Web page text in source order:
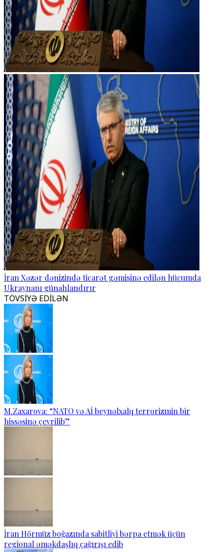
İran Xəzər dənizində ticarət gəmisinə edilən hücumda
Ukraynanı günahlandırır
TÖVSİYƏ EDİLƏN
M.Zaxarova: “NATO və Aİ beynəlxalq terrorizmin bir
hissəsinə çevrilib”
İran Hörmüz boğazında sabitliyi bərpa etmək üçün
regional əməkdaşlıq çağırışı edib